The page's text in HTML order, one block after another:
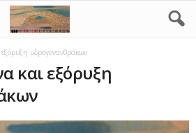
εξόρυξη υδρογονανθράκων
και εξόρυξη